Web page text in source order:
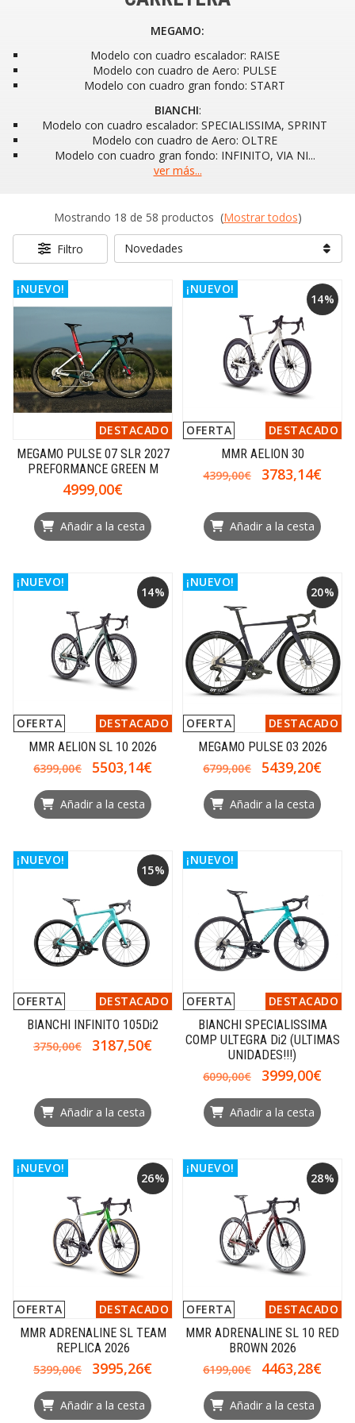
MEGAMO:
Modelo con cuadro escalador: RAISE
Modelo con cuadro de Aero: PULSE
Modelo con cuadro gran fondo: START
BIANCHI:
Modelo con cuadro escalador: SPECIALISSIMA, SPRINT
Modelo con cuadro de Aero: OLTRE
Modelo con cuadro gran fondo: INFINITO, VIA NI...
ver más...
Mostrando 18 de 58 productos (Mostrar todos)
Filtro
DESTACADO
¡NUEVO!
MEGAMO PULSE 07 SLR 2027
PREFORMANCE GREEN M
4999,00€
Añadir a la cesta
14%
OFERTA DESTACADO
¡NUEVO!
MMR AELION 30
4399,00€
3783,14€
Añadir a la cesta
14%
OFERTA DESTACADO
¡NUEVO!
MMR AELION SL 10 2026
6399,00€
5503,14€
Añadir a la cesta
20%
OFERTA DESTACADO
¡NUEVO!
MEGAMO PULSE 03 2026
6799,00€
5439,20€
Añadir a la cesta
15%
OFERTA DESTACADO
¡NUEVO!
BIANCHI INFINITO 105Di2
3750,00€
3187,50€
Añadir a la cesta
OFERTA DESTACADO
¡NUEVO!
BIANCHI SPECIALISSIMA
COMP ULTEGRA Di2 (ULTIMAS
UNIDADES!!!)
6090,00€
3999,00€
Añadir a la cesta
26%
OFERTA DESTACADO
¡NUEVO!
MMR ADRENALINE SL TEAM
REPLICA 2026
5399,00€
3995,26€
Añadir a la cesta
28%
OFERTA DESTACADO
¡NUEVO!
MMR ADRENALINE SL 10 RED
BROWN 2026
6199,00€
4463,28€
Añadir a la cesta